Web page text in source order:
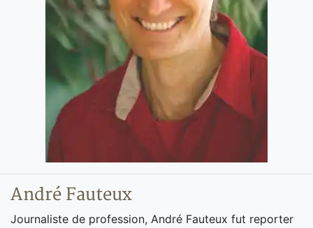
André Fauteux
Journaliste de profession, André Fauteux fut reporter